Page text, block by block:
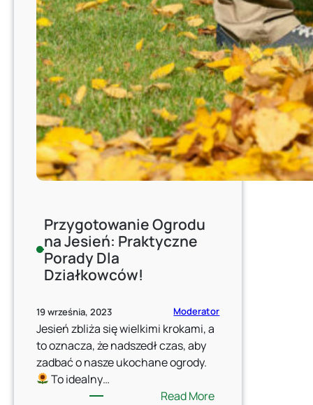
Przygotowanie Ogrodu
na Jesień: Praktyczne
Porady Dla
Działkowców!
19 września, 2023 Moderator
Jesień zbliża się wielkimi krokami, a
to oznacza, że nadszedł czas, aby
zadbać o nasze ukochane ogrody.
To idealny…
Read More: